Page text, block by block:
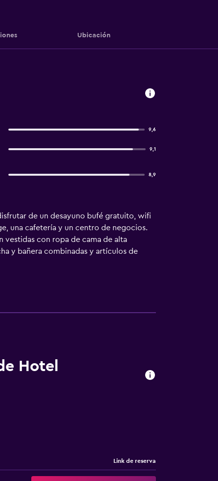
Ubicación
9,6
9,1
8,9
de un desayuno bufé gratuito, wifi
una cafetería y un centro de negocios.
vestidas con ropa de cama de alta
y bañera combinadas y artículos de
las personas de negocios incluyen
con plancha. Se ofrece servicio de
Hotel
Link de reserva